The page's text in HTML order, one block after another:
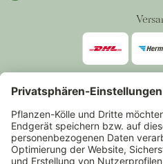
*Alle Preise inkl. gesetzlicher